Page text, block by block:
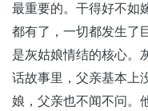
最重要的。干得好不如
都有了，一切都发生了
是灰姑娘情结的核心。
话故事里，父亲基本上
娘，父亲也不闻不问。